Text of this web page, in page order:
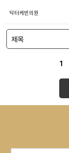
닥터케빈의원
1